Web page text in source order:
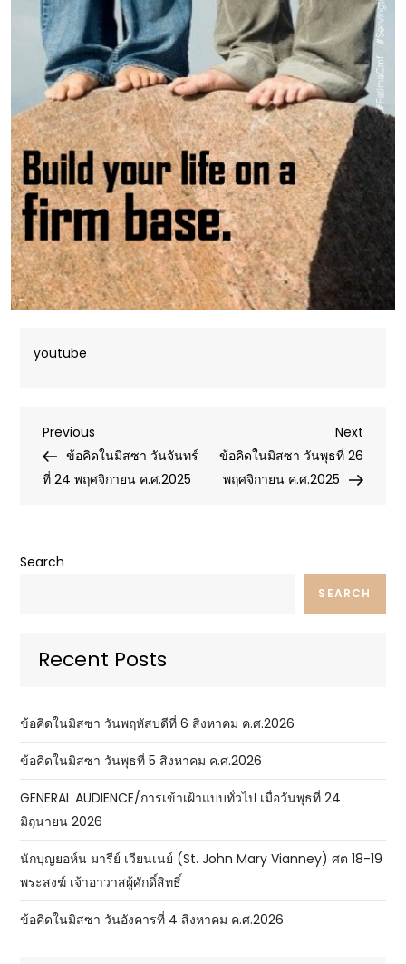
youtube
Post
navigation
Previous
Post
Previous
ข้อคิดในมิสซา วันจันทร์
ที่ 24 พฤศจิกายน ค.ศ.2025
Next
Post
Next
ข้อคิดในมิสซา วันพุธที่ 26
พฤศจิกายน ค.ศ.2025
Search
SEARCH
Recent Posts
ข้อคิดในมิสซา วันพฤหัสบดีที่ 6 สิงหาคม ค.ศ.2026
ข้อคิดในมิสซา วันพุธที่ 5 สิงหาคม ค.ศ.2026
GENERAL AUDIENCE/การเข้าเฝ้าแบบทั่วไป เมื่อวันพุธที่ 24
มิถุนายน 2026
นักบุญยอห์น มารีย์ เวียนเนย์ (St. John Mary Vianney) ศต 18-19
พระสงฆ์ เจ้าอาวาสผู้ศักดิ์สิทธิ์
ข้อคิดในมิสซา วันอังคารที่ 4 สิงหาคม ค.ศ.2026